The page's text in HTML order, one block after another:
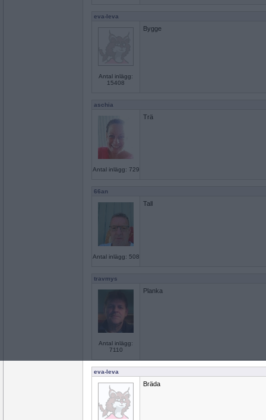
eva-leva
Antal inlägg:
15408
Bygge
aschia
Antal inlägg: 729
Trä
66an
Antal inlägg: 508
Tall
travmys
Antal inlägg:
7110
Planka
eva-leva
Bräda